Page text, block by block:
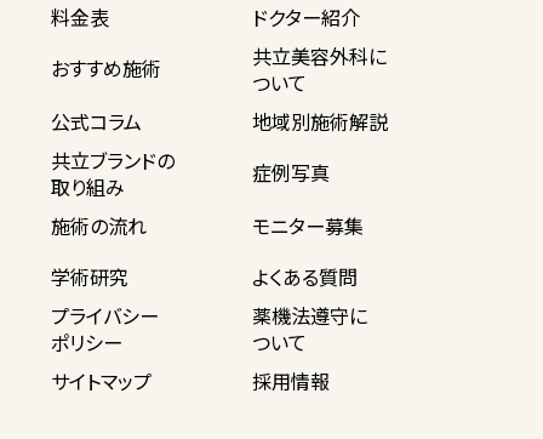
料金表
ドクター紹介
おすすめ施術
共立美容外科に
ついて
公式コラム
地域別施術解説
共立ブランドの
取り組み
症例写真
施術の流れ
モニター募集
学術研究
よくある質問
プライバシー
ポリシー
薬機法遵守に
ついて
サイトマップ
採用情報